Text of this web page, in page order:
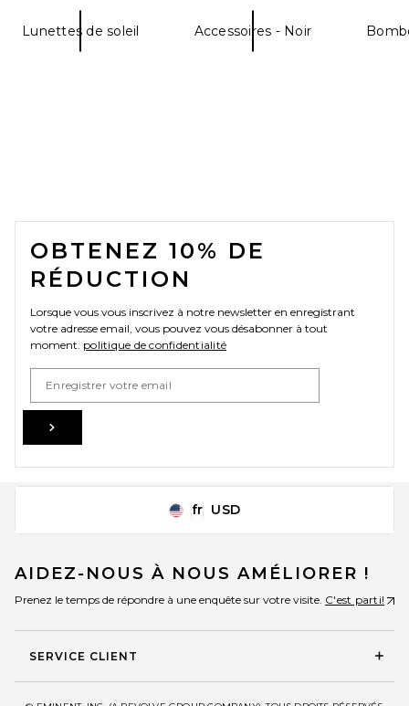
Lunettes de soleil Accessoires - Noir
FOOTER
OBTENEZ 10% DE
RÉDUCTION
Lorsque vous vous inscrivez à notre newsletter en enregistrant
votre adresse email, vous pouvez vous désabonner à tout
moment. politique de confidentialité
Change Country Regions
fr USD
AIDEZ-NOUS À NOUS AMÉLIORER !
Prenez le temps de répondre à une enquête sur votre visite. C'est parti!
SERVICE CLIENT